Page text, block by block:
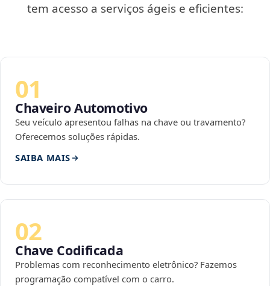
tem acesso a serviços ágeis e eficientes:
01
Chaveiro Automotivo
Seu veículo apresentou falhas na chave ou travamento?
Oferecemos soluções rápidas.
SAIBA MAIS
02
Chave Codificada
Problemas com reconhecimento eletrônico? Fazemos
programação compatível com o carro.